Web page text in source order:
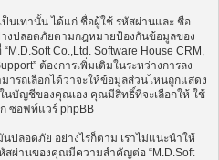
เท่านั้น ได้แก่ ชื่อผู้ใช้ รหัสผ่านและ ชื่อ
งปลอดภัยตามกฎหมายป้องกันข้อมูลของ
Co.,Ltd. Software House CRM,
ต้องการเพิ่มเติมในระหว่างการลง
ารถเลือกได้ว่าจะให้ข้อมูลส่วนไหนถูกแสดง
นบัญชีของคุณเอง คุณมีสิทธิ์ที่จะเลือกให้ ใช้
ซอฟท์แวร์ phpBB
ปลอดภัย อย่างไรก็ตาม เราไม่แนะนำให้
สผ่านของคุณมีความสำคัญต่อ “M.D.Soft